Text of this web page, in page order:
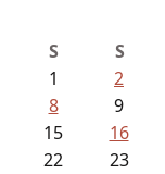
S
S
1
2
8
9
15
16
22
23